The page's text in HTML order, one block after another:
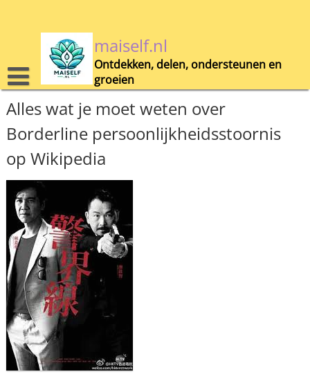
maiself.nl
Ontdekken, delen, ondersteunen en
groeien
Alles wat je moet weten over
Borderline persoonlijkheidsstoornis
op Wikipedia